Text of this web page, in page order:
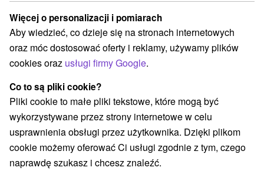
Wyświetl stronę internetową Przejdź do
+421 905 237 565 kosc@zladiera.sk
Facebook
Opinii Google
Lacnov Kaňon
082 36 Lipovce
GPS:
N +49° 4' 12.66''
E +20° 56' 23.94''
Więcej o personalizacji i pomiarach
Aby wiedzieć, co dzieje się na stronach internetowych
oraz móc dostosować oferty i reklamy, używamy plików
cookies oraz usługi firmy Google.
Co to są pliki cookie?
Pliki cookie to małe pliki tekstowe, które mogą być
wykorzystywane przez strony internetowe w celu
usprawnienia obsługi przez użytkownika. Dzięki plikom
cookie możemy oferować Ci usługi zgodnie z tym, czego
naprawdę szukasz i chcesz znaleźć.